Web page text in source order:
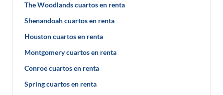
The Woodlands cuartos en renta
Shenandoah cuartos en renta
Houston cuartos en renta
Montgomery cuartos en renta
Conroe cuartos en renta
Spring cuartos en renta